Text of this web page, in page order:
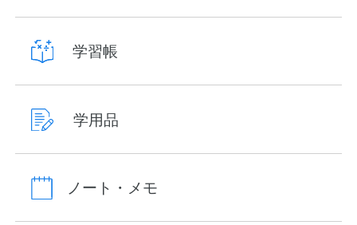
学習帳
学用品
ノート・メモ